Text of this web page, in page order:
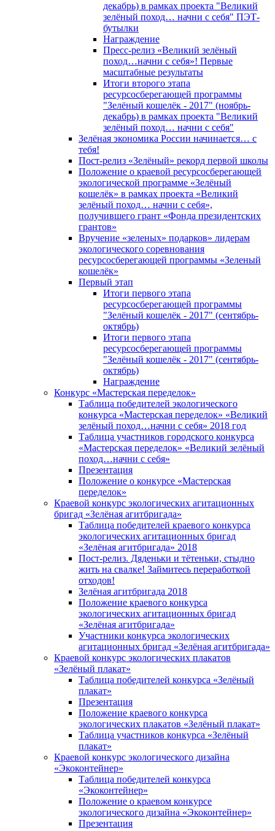
декабрь) в рамках проекта "Великий
зелёный поход… начни с себя" ПЭТ-
бутылки
Награждение
Пресс-релиз «Великий зелёный
поход…начни с себя»! Первые
масштабные результаты
Итоги второго этапа
ресурсосберегающей программы
"Зелёный кошелёк - 2017" (ноябрь-
декабрь) в рамках проекта "Великий
зелёный поход… начни с себя"
Зелёная экономика России начинается… с
тебя!
Пост-релиз «Зелёный» рекорд первой школы
Положение о краевой ресурсосберегающей
экологической программе «Зелёный
кошелёк» в рамках проекта «Великий
зелёный поход… начни с себя»,
получившего грант «Фонда президентских
грантов»
Вручение «зеленых» подарков» лидерам
экологического соревнования
ресурсосберегающей программы «Зеленый
кошелёк»
Первый этап
Итоги первого этапа
ресурсосберегающей программы
"Зелёный кошелёк - 2017" (сентябрь-
октябрь)
Итоги первого этапа
ресурсосберегающей программы
"Зелёный кошелёк - 2017" (сентябрь-
октябрь)
Награждение
Конкурс «Мастерская переделок»
Таблица победителей экологического
конкурса «Мастерская переделок» «Великий
зелёный поход…начни с себя» 2018 год
Таблица участников городского конкурса
«Мастерская переделок» «Великий зелёный
поход…начни с себя»
Презентация
Положение о конкурсе «Мастерская
переделок»
Краевой конкурс экологических агитационных
бригад «Зелёная агитбригада»
Таблица победителей краевого конкурса
экологических агитационных бригад
«Зелёная агитбригада» 2018
Пост-релиз. Дяденьки и тётеньки, стыдно
жить на свалке! Займитесь переработкой
отходов!
Зелёная агитбригада 2018
Положение краевого конкурса
экологических агитационных бригад
«Зелёная агитбригада»
Участники конкурса экологических
агитационных бригад «Зелёная агитбригада»
Краевой конкурс экологических плакатов
«Зелёный плакат»
Таблица победителей конкурса «Зелёный
плакат»
Презентация
Положение краевого конкурса
экологических плакатов «Зелёный плакат»
Таблица участников конкурса «Зелёный
плакат»
Краевой конкурс экологического дизайна
«Экоконтейнер»
Таблица победителей конкурса
«Экоконтейнер»
Положение о краевом конкурсе
экологического дизайна «Экоконтейнер»
Презентация